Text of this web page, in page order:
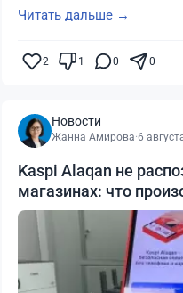
Читать дальше →
2 1 0 0
Новости
Жанна Амирова·6
Kaspi Alaqan не
магазинах: что